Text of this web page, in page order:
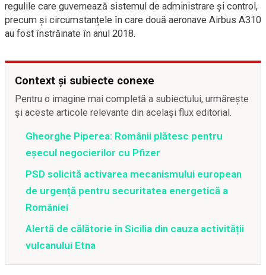
regulile care guvernează sistemul de administrare și control,
precum și circumstanțele în care două aeronave Airbus A310
au fost înstrăinate în anul 2018.
Context și subiecte conexe
Pentru o imagine mai completă a subiectului, urmărește
și aceste articole relevante din același flux editorial.
Gheorghe Piperea: Românii plătesc pentru
eșecul negocierilor cu Pfizer
PSD solicită activarea mecanismului european
de urgență pentru securitatea energetică a
României
Alertă de călătorie în Sicilia din cauza activității
vulcanului Etna